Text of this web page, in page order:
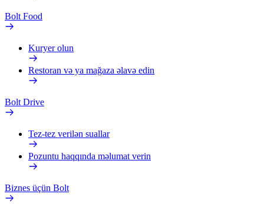
Bolt Food
Kuryer olun
Restoran və ya mağaza əlavə edin
Bolt Drive
Tez-tez verilən suallar
Pozuntu haqqında məlumat verin
Biznes üçün Bolt